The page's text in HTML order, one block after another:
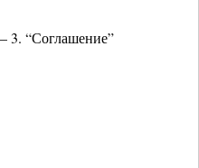
3. “Соглашение”